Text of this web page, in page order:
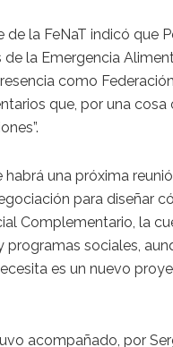
de la FeNaT indicó que
la Emergencia
como
que, por una cosa
habrá una próxima
para diseñar
Complementario, la
programas sociales,
es un nuevo
acompañado, por